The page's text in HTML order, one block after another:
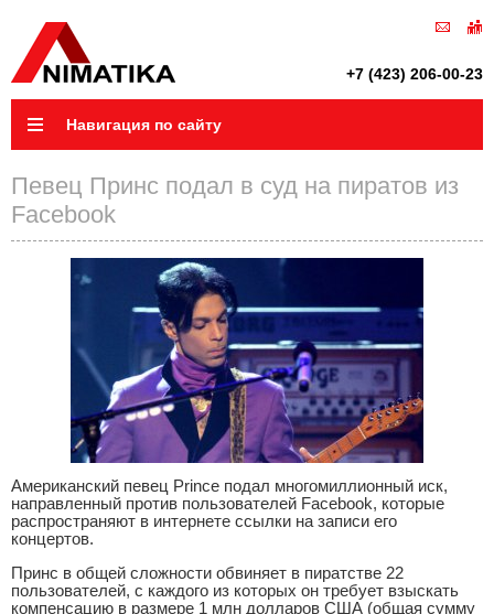
+7 (423) 206-00-23
Навигация по сайту
Певец Принс подал в суд на пиратов из
Facebook
Американский певец Prince подал многомиллионный иск,
направленный против пользователей Facebook, которые
распространяют в интернете ссылки на записи его
концертов.
Принс в общей сложности обвиняет в пиратстве 22
пользователей, с каждого из которых он требует взыскать
компенсацию в размере 1 млн долларов США (общая сумму